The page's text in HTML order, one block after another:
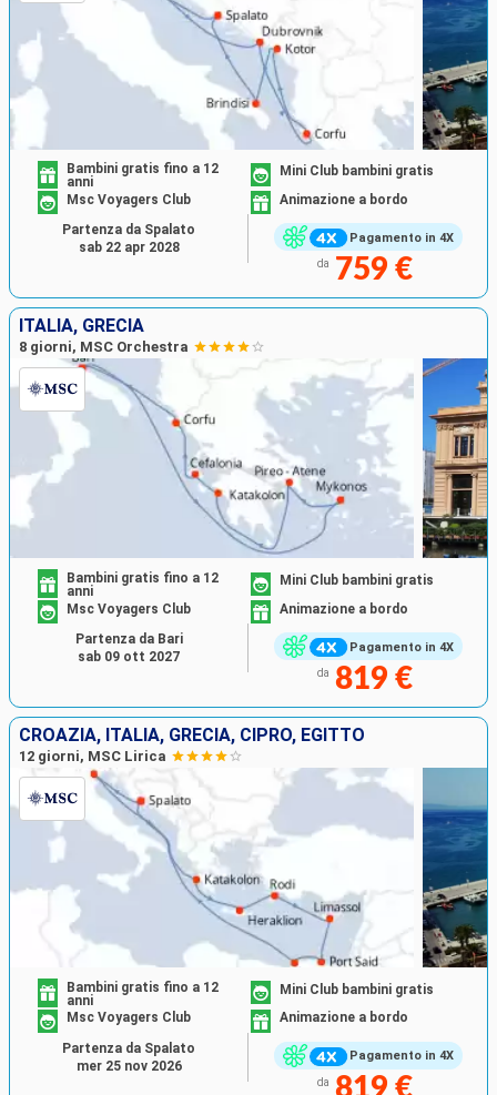
Pagamento in 4X
Bambini gratis fino a 12
anni
Mini Club bambini gratis
Msc Voyagers Club
Animazione a bordo
da 759 €
Partenza da Spalato
sab 22 apr 2028
ITALIA, GRECIA
8 giorni, MSC Orchestra
Pagamento in 4X
Bambini gratis fino a 12
anni
Mini Club bambini gratis
Msc Voyagers Club
Animazione a bordo
da 819 €
Partenza da Bari
sab 09 ott 2027
CROAZIA, ITALIA, GRECIA, CIPRO, EGITTO
12 giorni, MSC Lirica
Pagamento in 4X
Bambini gratis fino a 12
anni
Mini Club bambini gratis
Msc Voyagers Club
Animazione a bordo
da 819 €
Partenza da Spalato
mer 25 nov 2026